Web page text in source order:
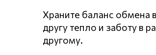
Храните баланс обмена
другу тепло и заботу в
другому.